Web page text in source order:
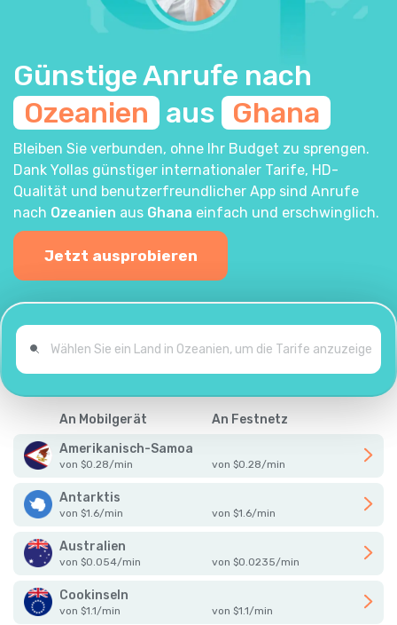
Günstige Anrufe nach
Ozeanien aus Ghana
Bleiben Sie verbunden, ohne Ihr Budget zu sprengen.
Dank Yollas günstiger internationaler Tarife, HD-
Qualität und benutzerfreundlicher App sind Anrufe
nach Ozeanien aus Ghana einfach und erschwinglich.
Jetzt ausprobieren
An Mobilgerät
An Festnetz
Amerikanisch-Samoa
von $0.28/min von $0.28/min
Antarktis
von $1.6/min von $1.6/min
Australien
von $0.054/min von $0.0235/min
Cookinseln
von $1.1/min von $1.1/min